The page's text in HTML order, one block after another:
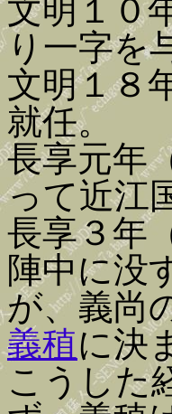
文明１０
り一字を
文明１８
就任。
長享元年
って近江
長享３年
陣中に没
が、義尚
義稙に決
こうした